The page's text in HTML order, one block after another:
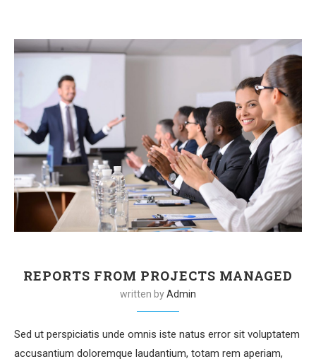
REPORTS FROM PROJECTS MANAGED
written byAdmin
Sed ut perspiciatis unde omnis iste natus error sit voluptatem
accusantium doloremque laudantium, totam rem aperiam,